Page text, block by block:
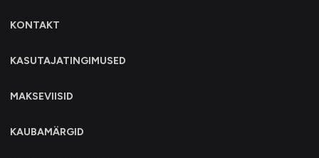
KONTAKT
KASUTAJATINGIMUSED
MAKSEVIISID
KAUBAMÄRGID